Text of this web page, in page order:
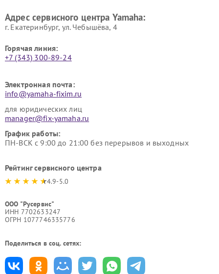
Адрес сервисного центра Yamaha:
г. Екатеринбург, ул. Чебышёва, 4
Горячая линия:
+7 (343) 300-89-24
Электронная почта:
info@yamaha-fixim.ru
для юридических лиц
manager@fix-yamaha.ru
График работы:
ПН-ВСК с 9:00 до 21:00 без перерывов и выходных
Рейтинг сервисного центра
4.9-5.0
ООО "Русервис"
ИНН 7702633247
ОГРН 1077746335776
Поделиться в соц. сетях: